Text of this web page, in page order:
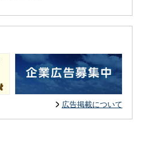
広告掲載について